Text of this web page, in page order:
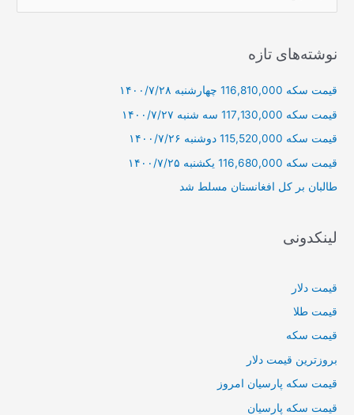
ب
ر
ا
نوشته‌های تازه
قیمت سکه 116,810,000 چهارشنبه ۱۴۰۰/۷/۲۸
قیمت سکه 117,130,000 سه شنبه ۱۴۰۰/۷/۲۷
قیمت سکه 115,520,000 دوشنبه ۱۴۰۰/۷/۲۶
قیمت سکه 116,680,000 یکشنبه ۱۴۰۰/۷/۲۵
طالبان بر كل افغانستان مسلط شد
لینکدونی
قیمت دلار
قیمت طلا
قیمت سکه
بروزترین قیمت دلار
قیمت سکه پارسیان امروز
قیمت سکه پارسیان